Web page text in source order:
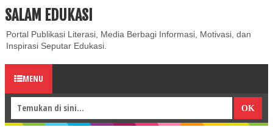
ABOUT CONTACT US
SALAM EDUKASI
Portal Publikasi Literasi, Media Berbagi Informasi, Motivasi, dan
Inspirasi Seputar Edukasi.
MENU